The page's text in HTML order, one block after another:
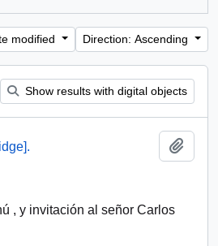
modified Direction: Ascending
Show results with digital objects
, y invitación al señor Carlos